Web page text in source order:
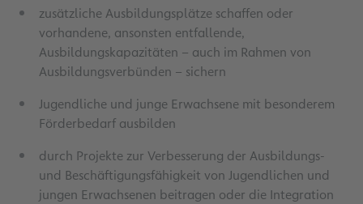
zusätzliche Ausbildungsplätze schaffen oder
vorhandene, ansonsten entfallende,
Ausbildungskapazitäten – auch im Rahmen von
Ausbildungsverbünden – sichern
Jugendliche und junge Erwachsene mit besonderem
Förderbedarf ausbilden
durch Projekte zur Verbesserung der Ausbildungs-
und Beschäftigungsfähigkeit von Jugendlichen und
jungen Erwachsenen beitragen oder die Integration